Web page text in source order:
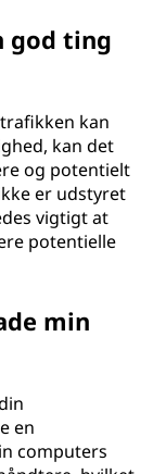
god ting
kan
kan det
og potentielt
er udstyret
vigtigt at
potentielle
min
en
computers